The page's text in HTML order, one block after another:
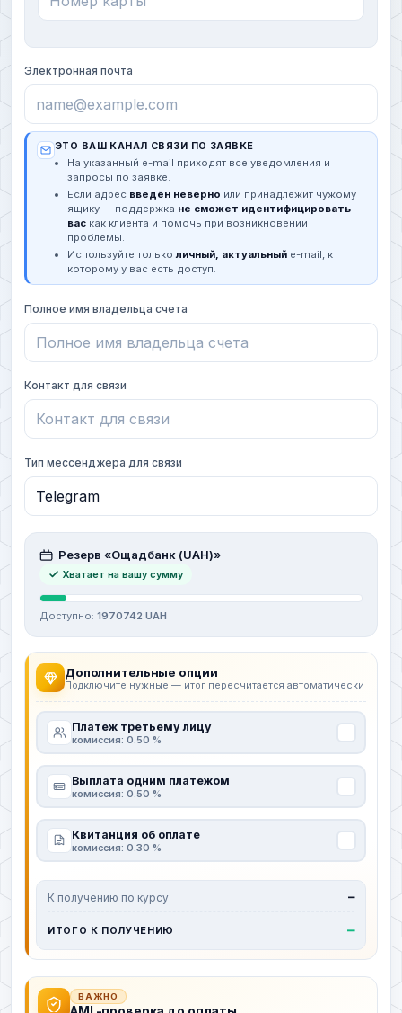
Электронная почта
ЭТО ВАШ КАНАЛ СВЯЗИ ПО ЗАЯВКЕ
На указанный e-mail приходят все уведомления и
запросы по заявке.
Если адрес введён неверно или принадлежит чужому
ящику — поддержка не сможет идентифицировать
вас как клиента и помочь при возникновении
проблемы.
Используйте тольколичный, актуальный e-mail, к
которому у вас есть доступ.
Полное имя владельца счета
Контакт для связи
Тип мессенджера для связи
Резерв «Ощадбанк (UAH)»
Хватает на вашу сумму
Доступно: 1970742 UAH
Дополнительные опции
Подключите нужные — итог пересчитается автоматически
Платеж третьему лицу
комиссия: 0.50 %
Выплата одним платежом
комиссия: 0.50 %
Квитанция об оплате
комиссия: 0.30 %
К получению по курсу —
ИТОГО К ПОЛУЧЕНИЮ —
ВАЖНО